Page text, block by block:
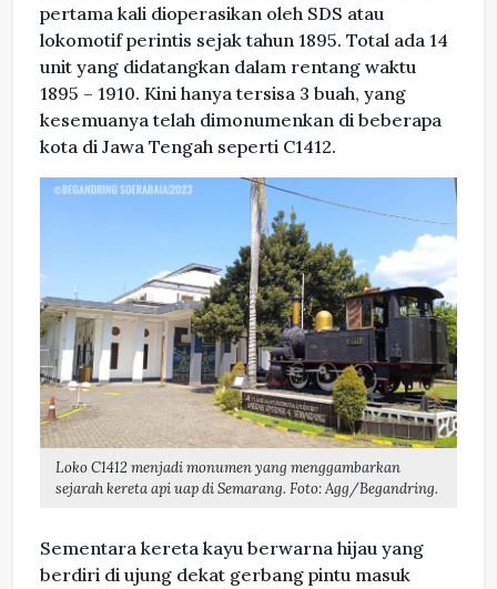
pertama kali dioperasikan oleh SDS atau
lokomotif perintis sejak tahun 1895. Total ada 14
unit yang didatangkan dalam rentang waktu
1895 – 1910. Kini hanya tersisa 3 buah, yang
kesemuanya telah dimonumenkan di beberapa
kota di Jawa Tengah seperti C1412.
Loko C1412 menjadi monumen yang menggambarkan
sejarah kereta api uap di Semarang. Foto: Agg/Begandring.
Sementara kereta kayu berwarna hijau yang
berdiri di ujung dekat gerbang pintu masuk